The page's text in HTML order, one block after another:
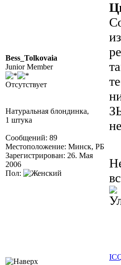
Bess_Tolkovaia
Junior Member
Отсутствует
Натуральная блондинка,
1 штука
Сообщений: 89
Местоположение: Минск, РБ
Зарегистрирован: 26. Мая
2006
Пол: